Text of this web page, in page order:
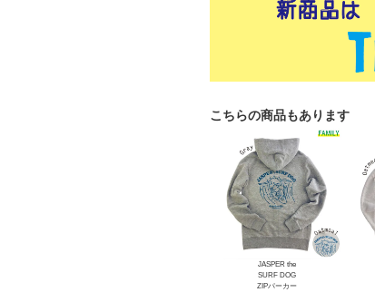
こちらの商品もあります
JASPER the
SURF DOG
ZIPパーカー